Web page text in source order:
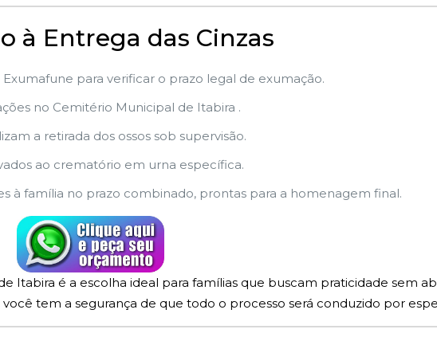
à Entrega das Cinzas
para verificar o prazo legal de exumação.
no Cemitério Municipal de Itabira .
a retirada dos ossos sob supervisão.
ao crematório em urna específica.
à família no prazo combinado, prontas para a homenagem final.
Itabira é a escolha ideal para famílias que buscam praticidade sem
você tem a segurança de que todo o processo será conduzido por